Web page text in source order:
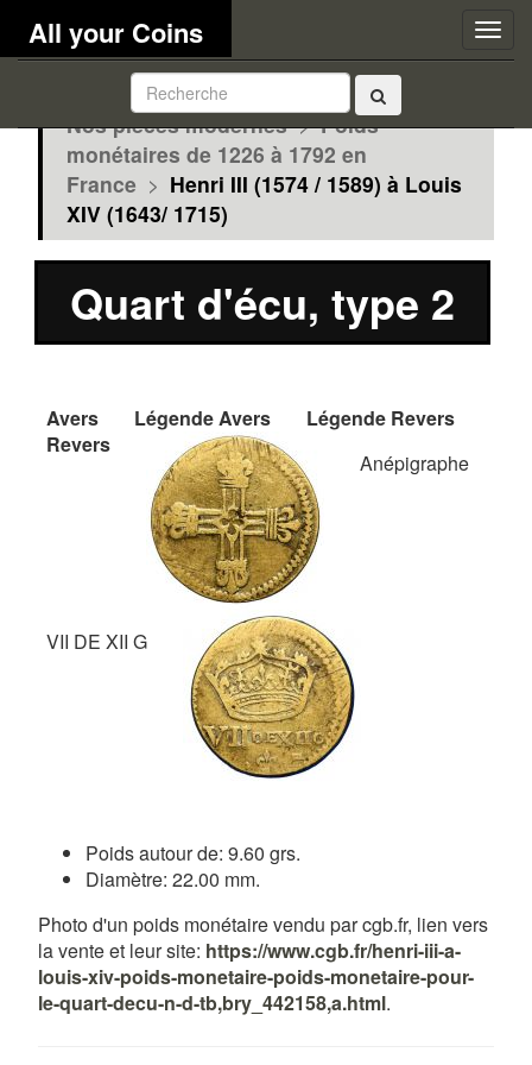
All your Coins
Nos pièces modernes > Poids
monétaires de 1226 à 1792 en
France > Henri III (1574 / 1589) à Louis
XIV (1643/ 1715)
Quart d'écu, type 2
Avers Légende Avers
Légende Revers
Revers
Anépigraphe
VII DE XII G
Poids autour de: 9.60 grs.
Diamètre: 22.00 mm.
Photo d'un poids monétaire vendu par cgb.fr, lien vers
la vente et leur site: https://www.cgb.fr/henri-iii-a-
louis-xiv-poids-monetaire-poids-monetaire-pour-
le-quart-decu-n-d-tb,bry_442158,a.html.